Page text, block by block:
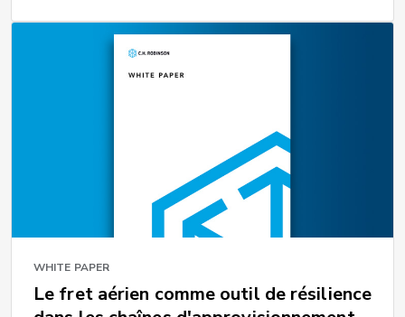
WHITE PAPER
Le fret aérien comme outil de résilience